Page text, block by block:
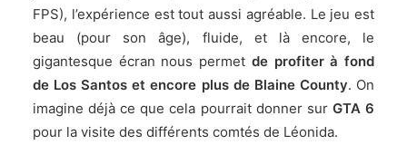
FPS), l’expérience est tout aussi agréable. Le jeu est
beau (pour son âge), fluide, et là encore, le
gigantesque écran nous permet de profiter à fond
de Los Santos et encore plus de Blaine County. On
imagine déjà ce que cela pourrait donner sur GTA 6
pour la visite des différents comtés de Léonida.